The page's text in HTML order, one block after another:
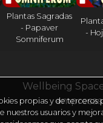
Plantas Sagradas
- Papaver
Somniferum
-
Wellbeing
empresas
propias y de terceros
nuestros usuarios y